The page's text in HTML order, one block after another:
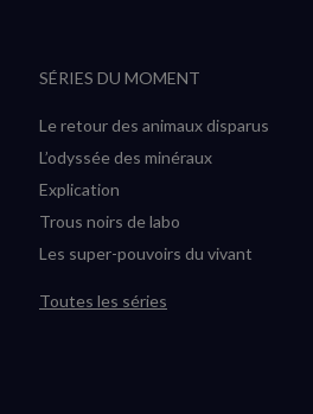
SÉRIES DU MOMENT
Le retour des animaux disparus
L’odyssée des minéraux
Explication
Trous noirs de labo
Les super-pouvoirs du vivant
Toutes les séries